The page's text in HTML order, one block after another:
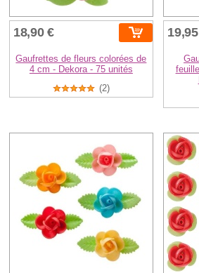
18,90 €
Gaufrettes de fleurs colorées de
4 cm - Dekora - 75 unités
(2)